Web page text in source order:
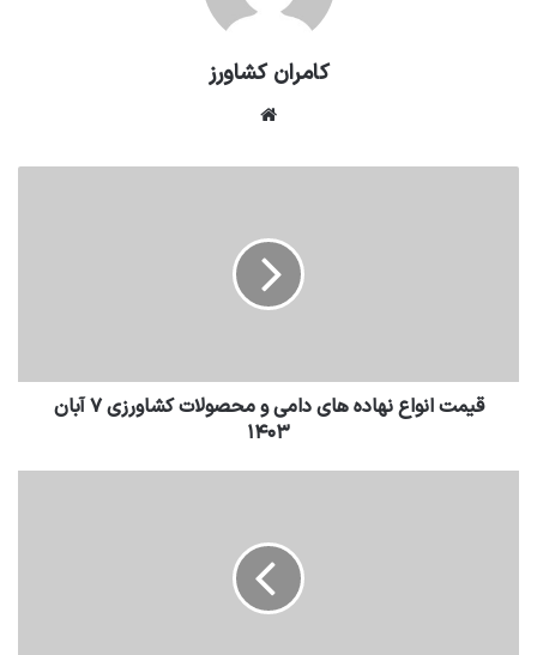
کامران کشاورز
قیمت انواع نهاده های دامی و محصولات کشاورزی ۷ آبان
۱۴۰۳